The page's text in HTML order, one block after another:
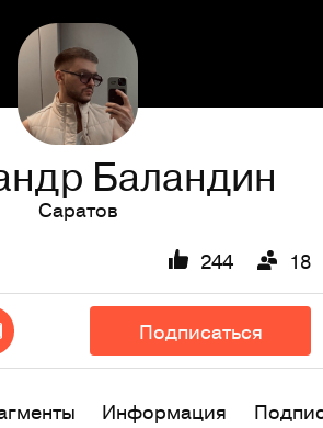
Баландин
Саратов
244 18
Подписаться
Информация